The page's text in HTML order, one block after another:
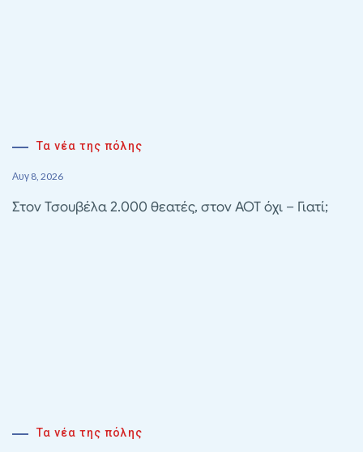
Τα νέα της πόλης
Αυγ 8, 2026
Στον Τσουβέλα 2.000 θεατές, στον ΑΟΤ όχι – Γιατί;
Τα νέα της πόλης